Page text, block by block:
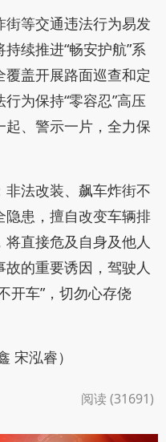
街等交通违法行为易发
续推进“畅安护航”系
盖开展路面巡查和定
为保持“零容忍”高压
、警示一片，全力保
法改装、飙车炸街不
患，擅自改变车辆排
直接危及自身及他人
的重要诱因，驾驶人
开车”，切勿心存侥
宋泓睿）
阅读 (31691)